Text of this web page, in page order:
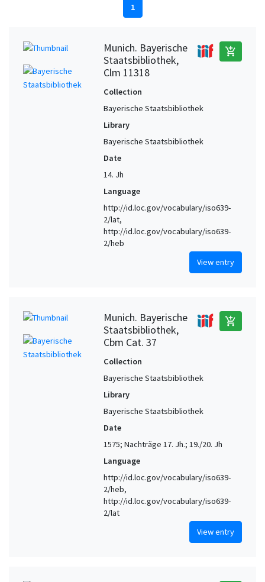
1
Munich. Bayerische
Staatsbibliothek,
Clm 11318
add_shopping_cart
Collection
Bayerische Staatsbibliothek
Library
Bayerische Staatsbibliothek
Date
14. Jh
Language
http://id.loc.gov/vocabulary/iso639-
2/lat,
http://id.loc.gov/vocabulary/iso639-
2/heb
View entry
Munich. Bayerische
Staatsbibliothek,
Cbm Cat. 37
add_shopping_cart
Collection
Bayerische Staatsbibliothek
Library
Bayerische Staatsbibliothek
Date
1575; Nachträge 17. Jh.; 19./20. Jh
Language
http://id.loc.gov/vocabulary/iso639-
2/heb,
http://id.loc.gov/vocabulary/iso639-
2/lat
View entry